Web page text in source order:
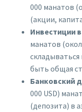
000 манатов
(акции,
Инвестиции
манатов
быть общая
Банковский
000 USD)
(депозита) в